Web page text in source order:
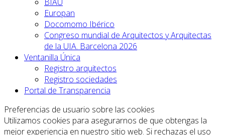
Europan
Docomomo Ibérico
Congreso mundial de Arquitectos y Arquitectas
de la UIA. Barcelona 2026
Ventanilla Única
Registro arquitectos
Registro sociedades
Portal de Transparencia
Preferencias de usuario sobre las cookies
Utilizamos cookies para asegurarnos de que obtengas la
mejor experiencia en nuestro sitio web. Si rechazas el uso